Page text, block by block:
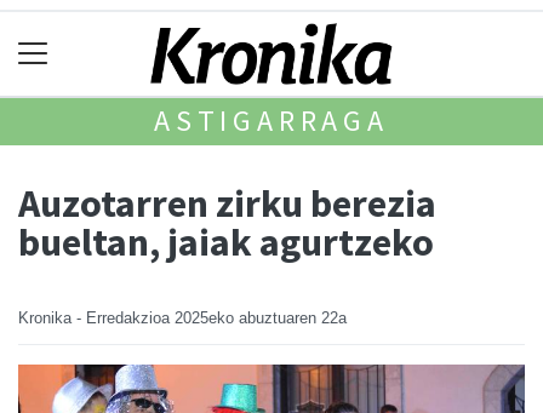
ASTIGARRAGA
Auzotarren zirku berezia
bueltan, jaiak agurtzeko
Kronika - Erredakzioa 2025eko abuztuaren 22a